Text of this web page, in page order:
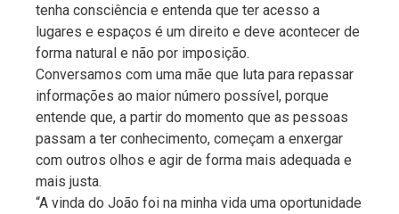
tenha consciência e entenda que ter acesso a
lugares e espaços é um direito e deve acontecer de
forma natural e não por imposição.
Conversamos com uma mãe que luta para repassar
informações ao maior número possível, porque
entende que, a partir do momento que as pessoas
passam a ter conhecimento, começam a enxergar
com outros olhos e agir de forma mais adequada e
mais justa.
“A vinda do João foi na minha vida uma oportunidade